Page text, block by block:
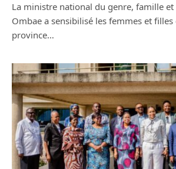
La ministre national du genre, famille
Ombae a sensibilisé les femmes et filles
province…